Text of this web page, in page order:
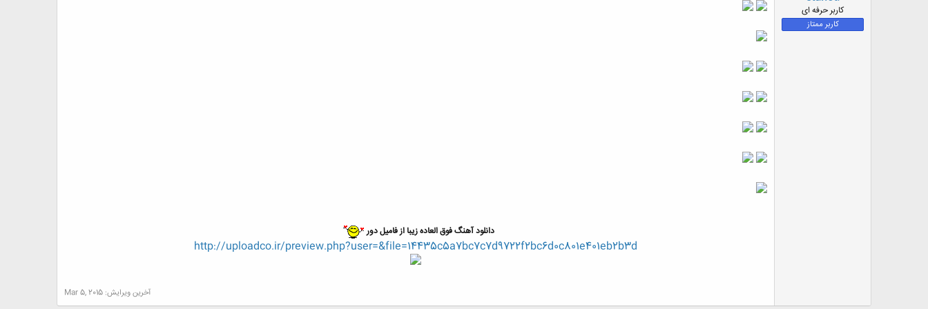
و
ع
کاربر حرفه ای
کاربر ممتاز
دانلود آهنگ فوق العاده زیبا از فامیل دور
http://uploadco.ir/preview.php?user=&file=14435c5a7bc7c7d9722f2bc6d0c801e401eb2b3d
آخرین ویرایش: Mar 5, 2015